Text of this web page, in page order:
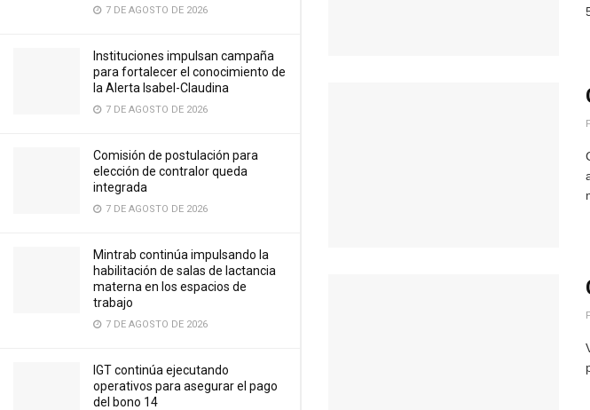
7 DE AGOSTO DE 2026
Instituciones impulsan campaña
para fortalecer el conocimiento de
la Alerta Isabel-Claudina
7 DE AGOSTO DE 2026
Comisión de postulación para
elección de contralor queda
integrada
7 DE AGOSTO DE 2026
Mintrab continúa impulsando la
habilitación de salas de lactancia
materna en los espacios de
trabajo
7 DE AGOSTO DE 2026
IGT continúa ejecutando
operativos para asegurar el pago
del bono 14